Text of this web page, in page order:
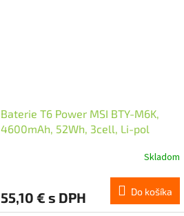
Baterie T6 Power MSI BTY-M6K,
4600mAh, 52Wh, 3cell, Li-pol
Skladom
55,10 € s DPH Do košíka